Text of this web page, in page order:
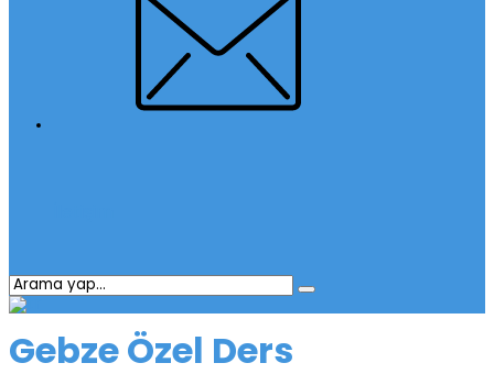
Gebze Özel Ders